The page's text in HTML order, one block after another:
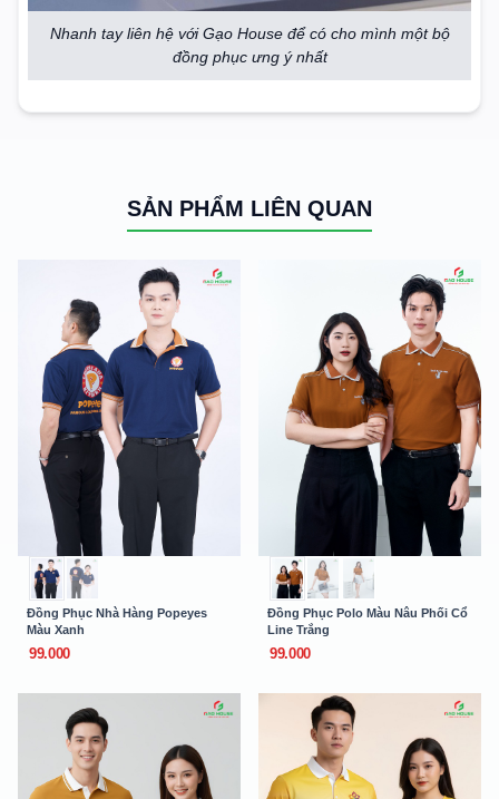
Nhanh tay liên hệ với Gạo House để có cho mình một bộ
đồng phục ưng ý nhất
SẢN PHẨM LIÊN QUAN
Đồng Phục Nhà Hàng Popeyes
Màu Xanh
99.000
Đồng Phục Polo Màu Nâu Phối Cổ
Line Trắng
99.000